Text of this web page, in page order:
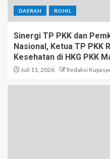
DAERAH ROHIL
Sinergi TP PKK dan
Nasional, Ketua TP PKK
Kesehatan di HKG PKK
Juli 11, 2026 Redaksi